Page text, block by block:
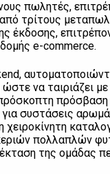
πωλητές,
τρίτους
έκδοσης,
e-commerce.
να ταιριάζει
πρόσβαση
συστάσεις
πολλαπλών
της ομάδας